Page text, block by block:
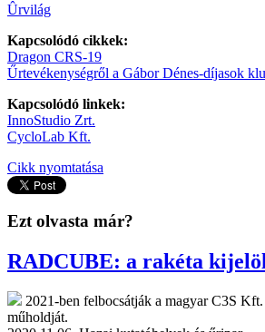
Ûrvilág
Kapcsolódó cikkek:
Dragon CRS-19
Űrtevékenységről a Gábor Dénes-díjasok
Kapcsolódó linkek:
InnoStudio Zrt.
CycloLab Kft.
Cikk nyomtatása
Ezt olvasta már?
RADCUBE: a rakéta
2021-ben felbocsátják a magyar C3S Kft.
műholdját.